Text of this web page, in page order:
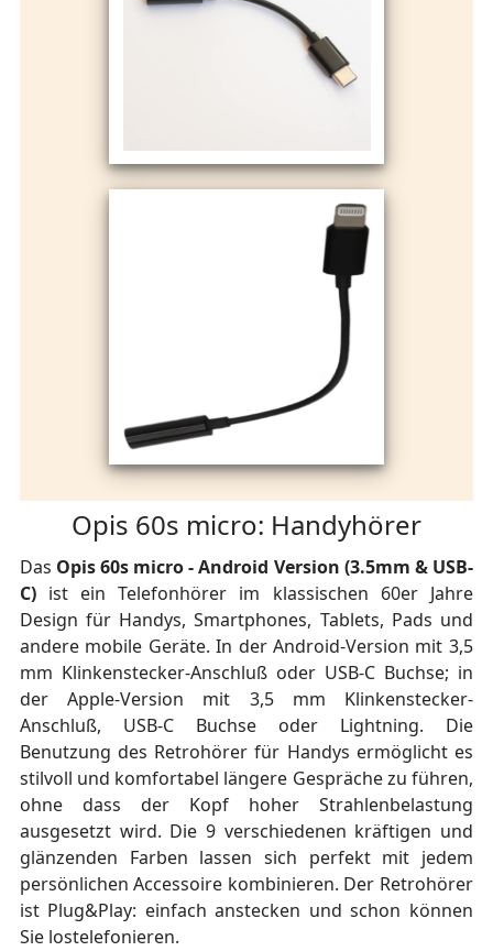
Opis 60s micro: Handyhörer
Das Opis 60s micro - Android Version (3.5mm & USB-
C)ist ein Telefonhörer im klassischen 60er Jahre
Design für Handys, Smartphones, Tablets, Pads und
andere mobile Geräte. In der Android-Version mit 3,5
mm Klinkenstecker-Anschluß oder USB-C Buchse; in
der Apple-Version mit 3,5 mm Klinkenstecker-
Anschluß, USB-C Buchse oder Lightning. Die
Benutzung des Retrohörer für Handys ermöglicht es
stilvoll und komfortabel längere Gespräche zu führen,
ohne dass der Kopf hoher Strahlenbelastung
ausgesetzt wird. Die 9 verschiedenen kräftigen und
glänzenden Farben lassen sich perfekt mit jedem
persönlichen Accessoire kombinieren. Der Retrohörer
ist Plug&Play: einfach anstecken und schon können
Sie lostelefonieren.